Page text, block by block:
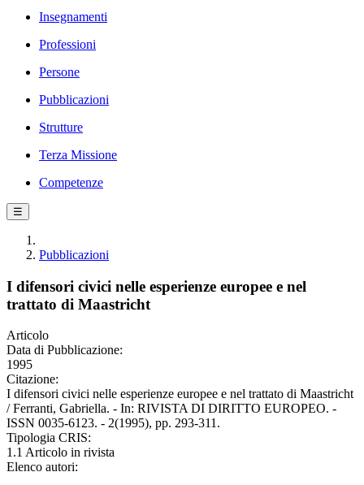
Insegnamenti
Professioni
Persone
Pubblicazioni
Strutture
Terza Missione
Competenze
☰
Pubblicazioni
I difensori civici nelle esperienze europee e nel
trattato di Maastricht
Articolo
Data di Pubblicazione:
1995
Citazione:
I difensori civici nelle esperienze europee e nel trattato di Maastricht
/ Ferranti, Gabriella. - In: RIVISTA DI DIRITTO EUROPEO. -
ISSN 0035-6123. - 2(1995), pp. 293-311.
Tipologia CRIS:
1.1 Articolo in rivista
Elenco autori: